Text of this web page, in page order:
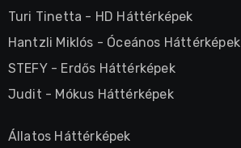
Turi Tinetta - HD Háttérképek
Hantzli Miklós - Óceános Háttérképek
STEFY- Erdős Háttérképek
Judit - Mókus Háttérképek
Állatos Háttérképek